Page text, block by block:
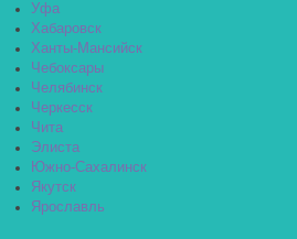
Уфа
Хабаровск
Ханты-Мансийск
Чебоксары
Челябинск
Черкесск
Чита
Элиста
Южно-Сахалинск
Якутск
Ярославль